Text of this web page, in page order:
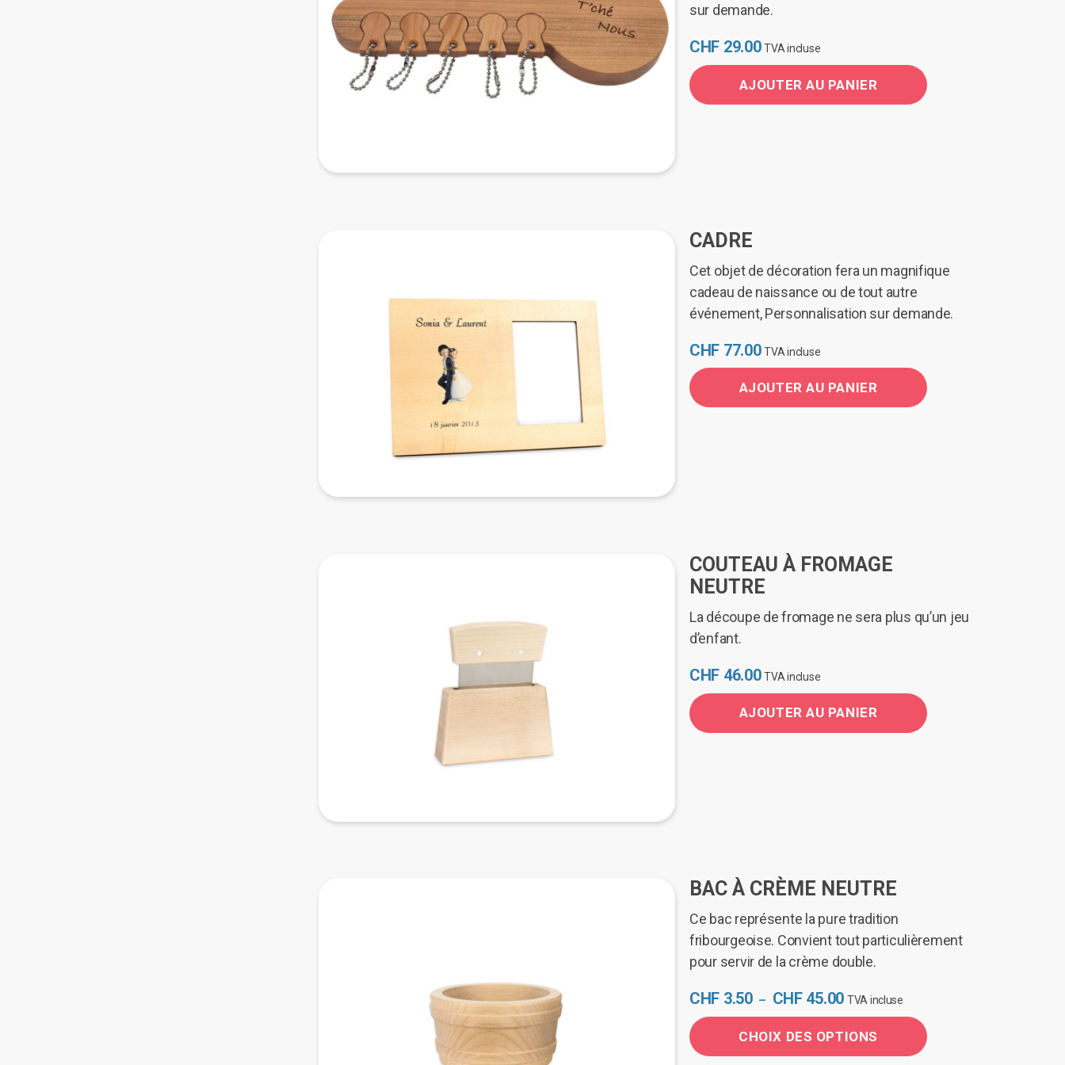
sur demande.
CHF 29.00 TVA incluse
AJOUTER AU PANIER
CADRE
Cet objet de décoration fera un magnifique
cadeau de naissance ou de tout autre
événement, Personnalisation sur demande.
CHF 77.00 TVA incluse
AJOUTER AU PANIER
COUTEAU À FROMAGE
NEUTRE
La découpe de fromage ne sera plus qu’un jeu
d’enfant.
CHF 46.00 TVA incluse
AJOUTER AU PANIER
BAC À CRÈME NEUTRE
Ce bac représente la pure tradition
fribourgeoise. Convient tout particulièrement
pour servir de la crème double.
CHF 3.50 – CHF45.00Plage
prix :
TVA incluse
CHOIX DES OPTIONS